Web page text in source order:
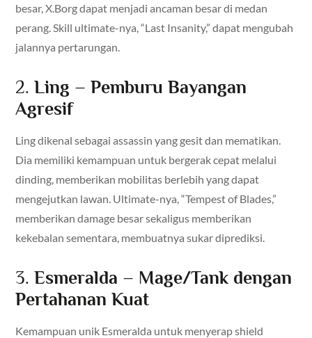
besar, X.Borg dapat menjadi ancaman besar di medan
perang. Skill ultimate-nya, “Last Insanity,” dapat mengubah
jalannya pertarungan.
2.Ling – Pemburu Bayangan
Agresif
Ling dikenal sebagai assassin yang gesit dan mematikan.
Dia memiliki kemampuan untuk bergerak cepat melalui
dinding, memberikan mobilitas berlebih yang dapat
mengejutkan lawan. Ultimate-nya, “Tempest of Blades,”
memberikan damage besar sekaligus memberikan
kekebalan sementara, membuatnya sukar diprediksi.
3.Esmeralda – Mage/Tank dengan
Pertahanan Kuat
Kemampuan unik Esmeralda untuk menyerap shield